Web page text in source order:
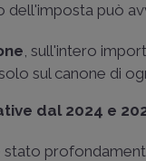
dell'imposta può
, sull'intero
sul canone di
dal 2024 e